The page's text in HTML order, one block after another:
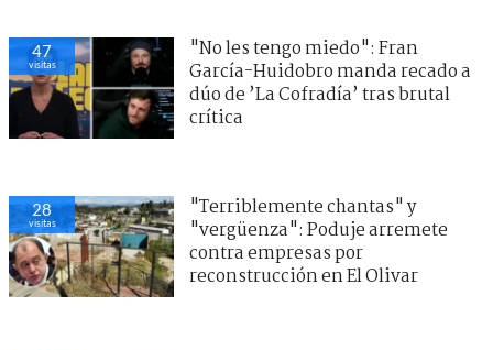
47
visitas
"No les tengo miedo": Fran
García-Huidobro manda recado a
dúo de ’La Cofradía’ tras brutal
crítica
28
visitas
"Terriblemente chantas" y
"vergüenza": Poduje arremete
contra empresas por
reconstrucción en El Olivar